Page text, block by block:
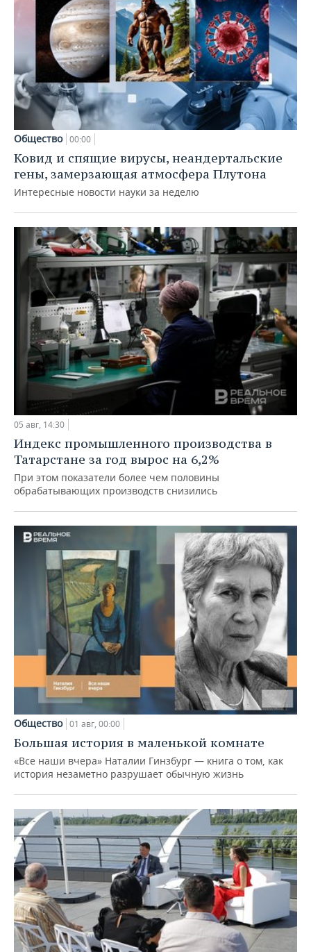
Общество 00:00
Ковид и спящие вирусы, неандертальские
гены, замерзающая атмосфера Плутона
Интересные новости науки за неделю
05 авг, 14:30
Индекс промышленного производства в
Татарстане за год вырос на 6,2%
При этом показатели более чем половины
обрабатывающих производств снизились
Общество 01 авг, 00:00
Большая история в маленькой комнате
«Все наши вчера» Наталии Гинзбург — книга о том, как
история незаметно разрушает обычную жизнь